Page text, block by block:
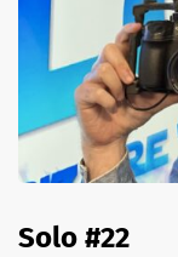
Solo #22